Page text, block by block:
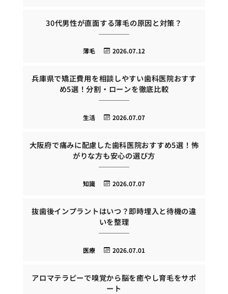
30代男性が直面する薄毛の原因と対策？
2026.07.12
薄毛
兵庫県で矯正費用を相談しやすい歯科医院おすす
め5選！分割・ローンを徹底比較
2026.07.07
生活
大阪府で痛みに配慮した歯科医院おすすめ5選！怖
がりな方も安心の選び方
2026.07.07
知識
抜歯後インプラントはいつ？即時埋入と待機の違
いを整理
2026.07.01
医療
アロマテラピーで嗅覚から脳を癒やし育毛をサポ
ート